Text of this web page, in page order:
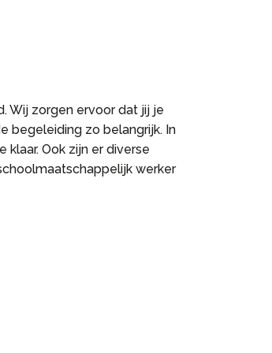
Wij zorgen ervoor dat jij je
begeleiding zo belangrijk. In
Ook zijn er diverse
werker